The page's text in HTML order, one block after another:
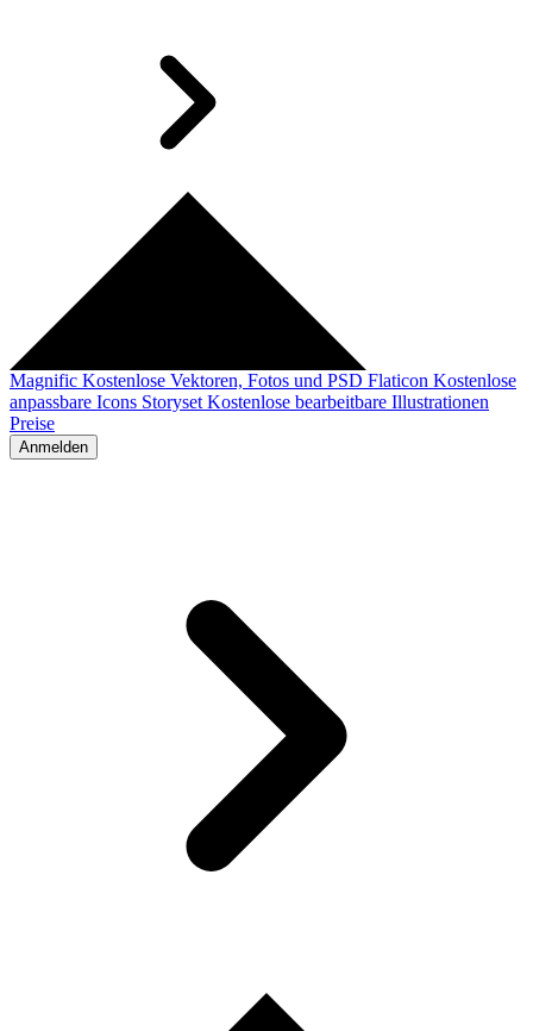
Magnific Kostenlose Vektoren, Fotos und PSD Flaticon Kostenlose
anpassbare Icons Storyset Kostenlose bearbeitbare Illustrationen
Preise
Anmelden